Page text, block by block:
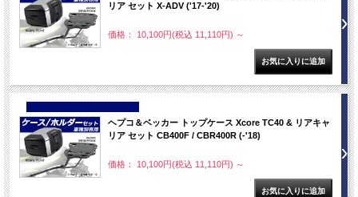
リア セット X-ADV ('17-'20)
価格： 10,100円(税込 11,110円) ～
ヘプコ＆ベッカー トップケース Xcore TC40 & リアキャ
リア セット CB400F / CBR400R (-'18)
価格： 10,100円(税込 11,110円) ～